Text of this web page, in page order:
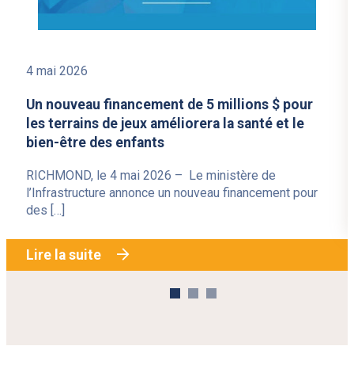
4 mai 2026
Un nouveau financement de 5 millions $ pour
les terrains de jeux améliorera la santé et le
bien-être des enfants
RICHMOND, le 4 mai 2026 – Le ministère de
l’Infrastructure annonce un nouveau financement pour
des […]
Lire la suite